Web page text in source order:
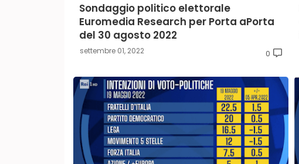
Sondaggio politico elettorale
Euromedia Research per Porta aPorta
del 30 agosto 2022
settembre 01, 2022 0